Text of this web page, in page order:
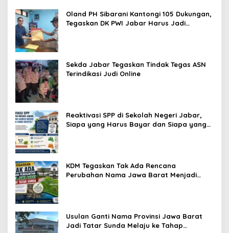
Oland PH Sibarani Kantongi 105 Dukungan,
Tegaskan DK PWI Jabar Harus Jadi
Sekda Jabar Tegaskan Tindak Tegas ASN
Terindikasi Judi Online
Reaktivasi SPP di Sekolah Negeri Jabar,
Siapa yang Harus Bayar dan Siapa yang
KDM Tegaskan Tak Ada Rencana
Perubahan Nama Jawa Barat Menjadi
Usulan Ganti Nama Provinsi Jawa Barat
Jadi Tatar Sunda Melaju ke Tahap